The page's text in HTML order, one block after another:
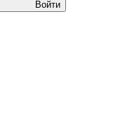
Войти